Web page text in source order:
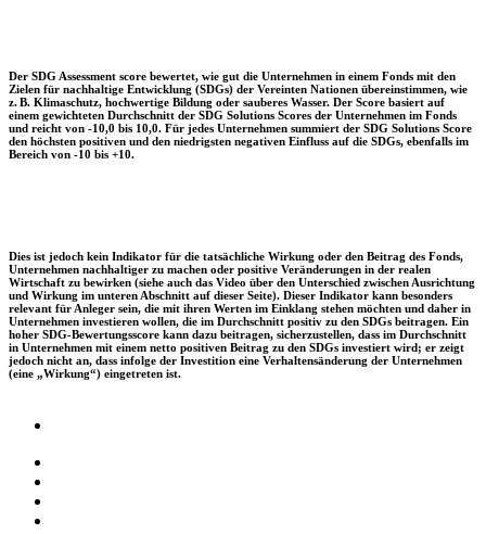
Der SDG Assessment score bewertet, wie gut die Unternehmen in einem Fonds mit den
Zielen für nachhaltige Entwicklung (SDGs) der Vereinten Nationen übereinstimmen, wie
z. B. Klimaschutz, hochwertige Bildung oder sauberes Wasser. Der Score basiert auf
einem gewichteten Durchschnitt der SDG Solutions Scores der Unternehmen im Fonds
und reicht von -10,0 bis 10,0. Für jedes Unternehmen summiert der SDG Solutions Score
den höchsten positiven und den niedrigsten negativen Einfluss auf die SDGs, ebenfalls im
Bereich von -10 bis +10.
Dies ist jedoch kein Indikator für die tatsächliche Wirkung oder den Beitrag des Fonds,
Unternehmen nachhaltiger zu machen oder positive Veränderungen in der realen
Wirtschaft zu bewirken (siehe auch das Video über den Unterschied zwischen Ausrichtung
und Wirkung im unteren Abschnitt auf dieser Seite). Dieser Indikator kann besonders
relevant für Anleger sein, die mit ihren Werten im Einklang stehen möchten und daher in
Unternehmen investieren wollen, die im Durchschnitt positiv zu den SDGs beitragen. Ein
hoher SDG-Bewertungsscore kann dazu beitragen, sicherzustellen, dass im Durchschnitt
in Unternehmen mit einem netto positiven Beitrag zu den SDGs investiert wird; er zeigt
jedoch nicht an, dass infolge der Investition eine Verhaltensänderung der Unternehmen
(eine „Wirkung“) eingetreten ist.